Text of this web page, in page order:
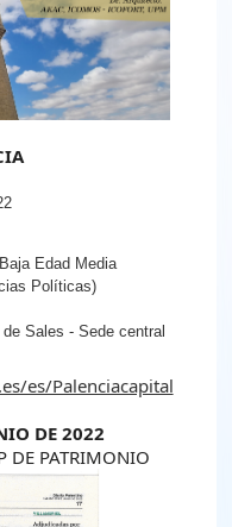
Edad Media
Políticas)
Sales - Sede central
es/Palenciacapital
DE 2022
DE PATRIMONIO